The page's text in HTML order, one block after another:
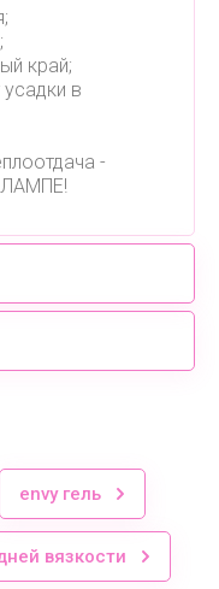
край;
в
-
envy гель
вязкости